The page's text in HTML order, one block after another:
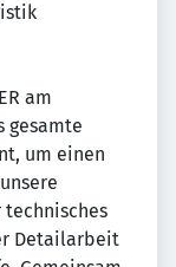
am
gesamte
um einen
technisches
Detailarbeit